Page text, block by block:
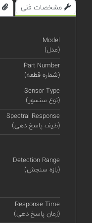
مشخصات فنی
Model
(مدل)
Part Number
(شماره قطعه)
Sensor Type
(نوع سنسور)
Spectral Response
(طیف پاسخ دهی)
Detection Range
(بازه سنجش)
Response Time
(زمان پاسخ دهی)